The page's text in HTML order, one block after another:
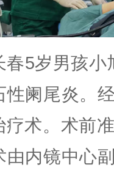
春5岁男孩小
性阑尾炎。
术。 术前
由内镜中心